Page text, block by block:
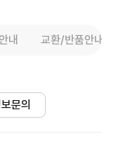
내 교환/반품안내
문의